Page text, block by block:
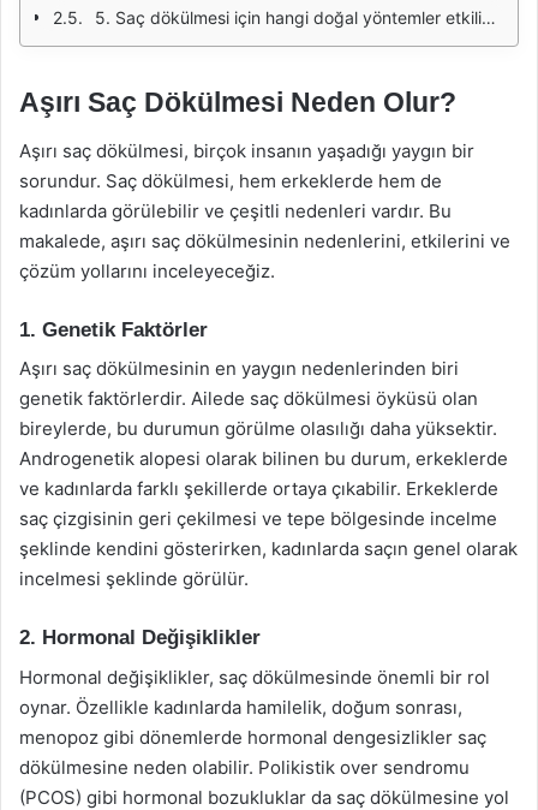
5. Saç dökülmesi için hangi doğal yöntemler etkilidir?
Aşırı Saç Dökülmesi Neden Olur?
Aşırı saç dökülmesi, birçok insanın yaşadığı yaygın bir
sorundur. Saç dökülmesi, hem erkeklerde hem de
kadınlarda görülebilir ve çeşitli nedenleri vardır. Bu
makalede, aşırı saç dökülmesinin nedenlerini, etkilerini ve
çözüm yollarını inceleyeceğiz.
1. Genetik Faktörler
Aşırı saç dökülmesinin en yaygın nedenlerinden biri
genetik faktörlerdir. Ailede saç dökülmesi öyküsü olan
bireylerde, bu durumun görülme olasılığı daha yüksektir.
Androgenetik alopesi olarak bilinen bu durum, erkeklerde
ve kadınlarda farklı şekillerde ortaya çıkabilir. Erkeklerde
saç çizgisinin geri çekilmesi ve tepe bölgesinde incelme
şeklinde kendini gösterirken, kadınlarda saçın genel olarak
incelmesi şeklinde görülür.
2. Hormonal Değişiklikler
Hormonal değişiklikler, saç dökülmesinde önemli bir rol
oynar. Özellikle kadınlarda hamilelik, doğum sonrası,
menopoz gibi dönemlerde hormonal dengesizlikler saç
dökülmesine neden olabilir. Polikistik over sendromu
(PCOS) gibi hormonal bozukluklar da saç dökülmesine yol